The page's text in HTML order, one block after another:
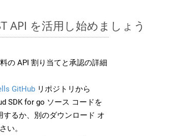
API を活用し始めましょう
の API 割り当てと承認の詳細
GitHub リポジトリから
SDK for go ソース コードを
るか、別のダウンロード オ
い。